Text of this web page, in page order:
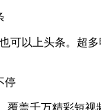
可以上头条。超
停